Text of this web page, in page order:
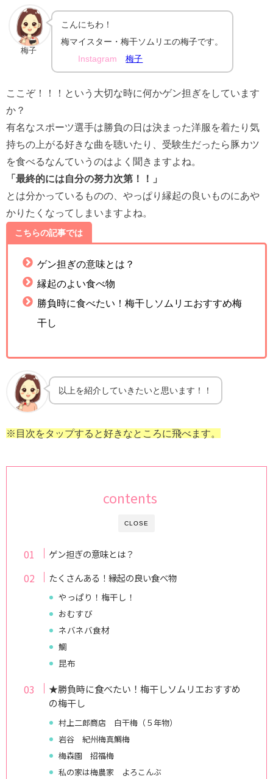
梅子
こんにちわ！
梅マイスター・梅干ソムリエの梅子です。
Instagram梅子
ここぞ！！！という大切な時に何かゲン担ぎをしています
か？
有名なスポーツ選手は勝負の日は決まった洋服を着たり気
持ちの上がる好きな曲を聴いたり、受験生だったら豚カツ
を食べるなんていうのはよく聞きますよね。
「最終的には自分の努力次第！！」
とは分かっているものの、やっぱり縁起の良いものにあや
かりたくなってしまいますよね。
こちらの記事では
ゲン担ぎの意味とは？
縁起のよい食べ物
勝負時に食べたい！梅干しソムリエおすすめ梅
干し
以上を紹介していきたいと思います！！
※目次をタップすると好きなところに飛べます。
CLOSE
contents
ゲン担ぎの意味とは？
たくさんある！縁起の良い食べ物
やっぱり！梅干し！
おむすび
ネバネバ食材
鯛
昆布
★勝負時に食べたい！梅干しソムリエおすすめ
の梅干し
村上二郎商店 白干梅（５年物）
岩谷 紀州梅真鯛梅
梅森園 招福梅
私の家は梅農家 よろこんぶ